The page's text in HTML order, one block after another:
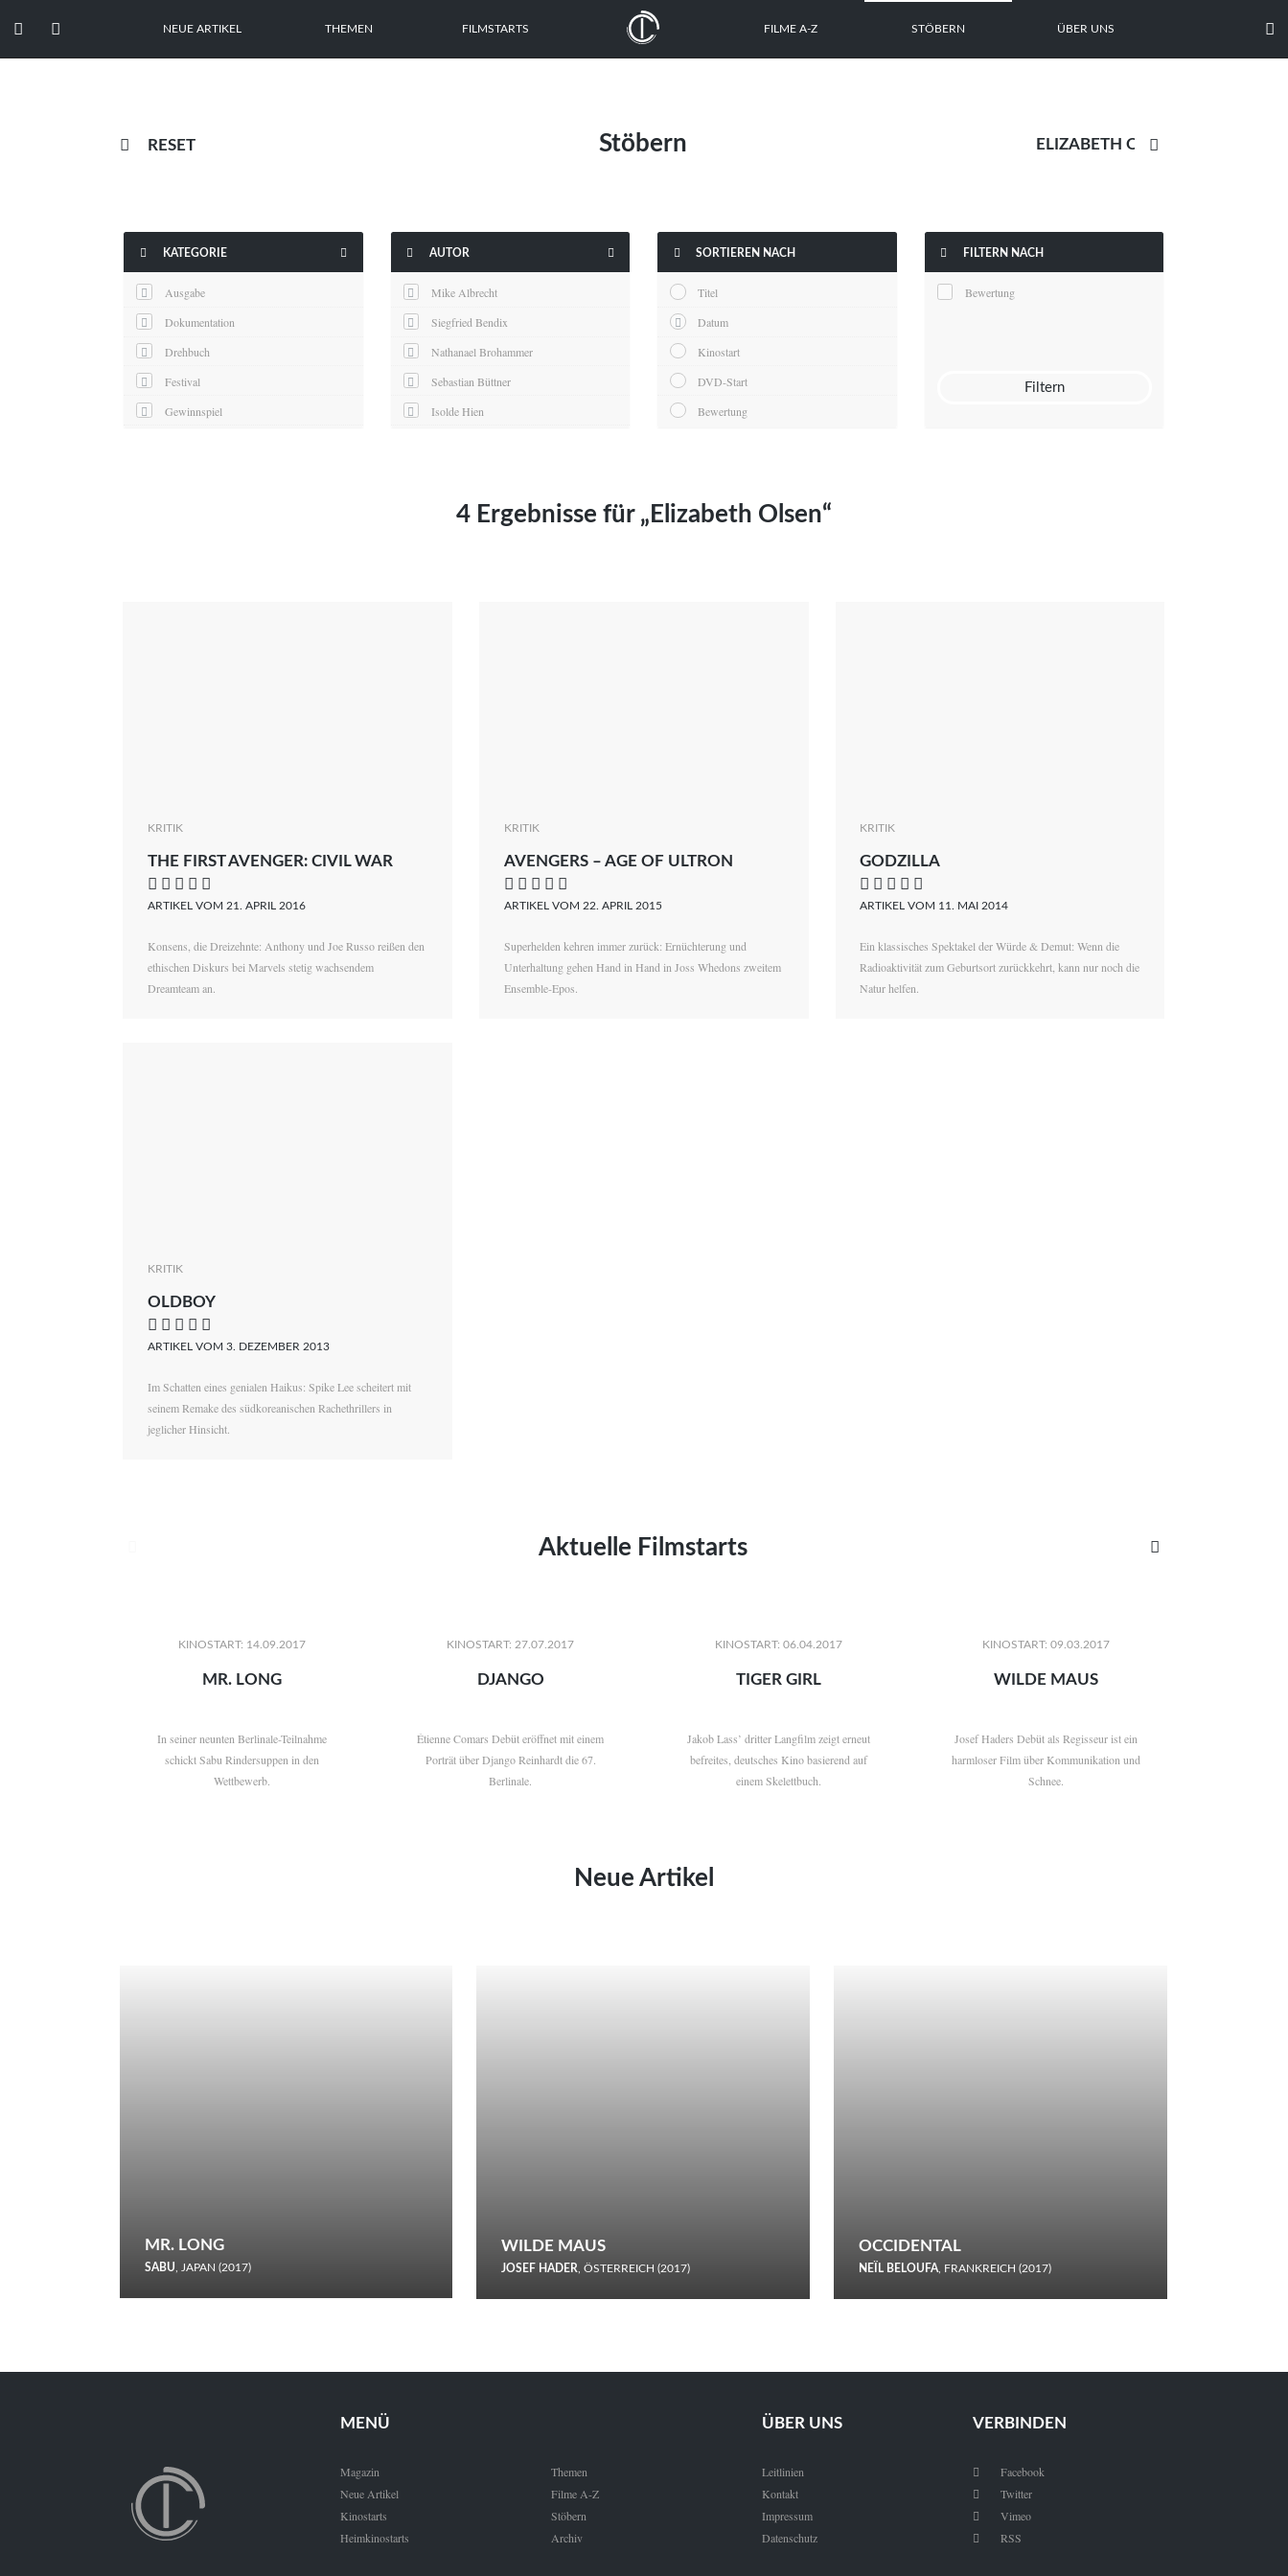
  NEUE ARTIKEL THEMEN FILMSTARTS FILME A-Z STÖBERN ÜBER UNS 
 RESET Stöbern 
 KATEGORIE 
Ausgabe
Dokumentation
Drehbuch
Festival
Gewinnspiel
 AUTOR 
Mike Albrecht
Siegfried Bendix
Nathanael Brohammer
Sebastian Büttner
Isolde Hien
Maximilian Kosing
Magdalena Zalewski
 SORTIEREN NACH
Titel
Datum
Kinostart
DVD-Start
Bewertung
 FILTERN NACH
Bewertung
Filtern
4 Ergebnisse für „Elizabeth Olsen“
KRITIK
THE FIRST AVENGER: CIVIL WAR
    
ARTIKEL VOM 21. APRIL 2016
Konsens, die Dreizehnte: Anthony und Joe Russo reißen den
ethischen Diskurs bei Marvels stetig wachsendem
Dreamteam an.
KRITIK
AVENGERS – AGE OF ULTRON
    
ARTIKEL VOM 22. APRIL 2015
Superhelden kehren immer zurück: Ernüchterung und
Unterhaltung gehen Hand in Hand in Joss Whedons zweitem
Ensemble-Epos.
KRITIK
GODZILLA
    
ARTIKEL VOM 11. MAI 2014
Ein klassisches Spektakel der Würde & Demut: Wenn die
Radioaktivität zum Geburtsort zurückkehrt, kann nur noch die
Natur helfen.
KRITIK
OLDBOY
    
ARTIKEL VOM 3. DEZEMBER 2013
Im Schatten eines genialen Haikus: Spike Lee scheitert mit
seinem Remake des südkoreanischen Rachethrillers in
jeglicher Hinsicht.
Aktuelle Filmstarts 
KINOSTART: 14.09.2017
MR. LONG
In seiner neunten Berlinale-Teilnahme
schickt Sabu Rindersuppen in den
Wettbewerb.
KINOSTART: 27.07.2017
DJANGO
Étienne Comars Debüt eröffnet mit einem
Porträt über Django Reinhardt die 67.
Berlinale.
KINOSTART: 06.04.2017
TIGER GIRL
Jakob Lass’ dritter Langfilm zeigt erneut
befreites, deutsches Kino basierend auf
einem Skelettbuch.
KINOSTART: 09.03.2017
WILDE MAUS
Josef Haders Debüt als Regisseur ist ein
harmloser Film über Kommunikation und
Schnee.
Neue Artikel
MR. LONG
SABU , JAPAN (2017)
den Wettbewerb.
WILDE MAUS
JOSEF HADER , ÖSTERREICH (2017)
Schnee.
OCCIDENTAL
NEÏL BELOUFA, FRANKREICH (2017)
MENÜ
Magazin
Neue Artikel
Kinostarts
Heimkinostarts
Themen
Filme A-Z
Stöbern
Archiv
ÜBER UNS
Leitlinien
Kontakt
Impressum
Datenschutz
VERBINDEN
 Facebook
 Twitter
 Vimeo
 RSS